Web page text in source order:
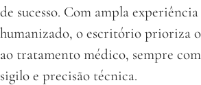
de sucesso. Com ampla
humanizado, o escritório prioriza
ao tratamento médico, sempre
sigilo e precisão técnica.